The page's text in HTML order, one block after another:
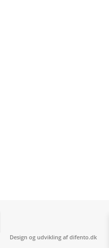
Design og udvikling afdifento.dk